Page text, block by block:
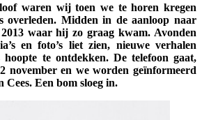
waren wij toen we te horen kregen
overleden. Midden in de aanloop naar
waar hij zo graag kwam. Avonden
en foto’s liet zien, nieuwe verhalen
hoopte te ontdekken. De telefoon gaat,
november en we worden geïnformeerd
Een bom sloeg in.